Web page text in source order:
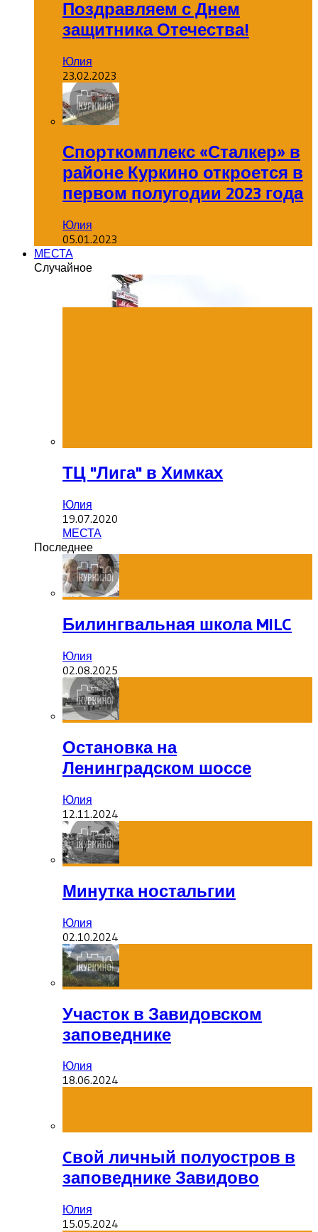
Поздравляем с Днем
защитника Отечества!
Юлия
23.02.2023
Спорткомплекс «Сталкер» в
районе Куркино откроется в
первом полугодии 2023 года
Юлия
05.01.2023
МЕСТА
Случайное
ТЦ "Лига" в Химках
Юлия
19.07.2020
МЕСТА
Последнее
Билингвальная школа MILC
Юлия
02.08.2025
Остановка на
Ленинградском шоссе
Юлия
12.11.2024
Минутка ностальгии
Юлия
02.10.2024
Участок в Завидовском
заповеднике
Юлия
18.06.2024
Cвой личный полуостров в
заповеднике Завидово
Юлия
15.05.2024